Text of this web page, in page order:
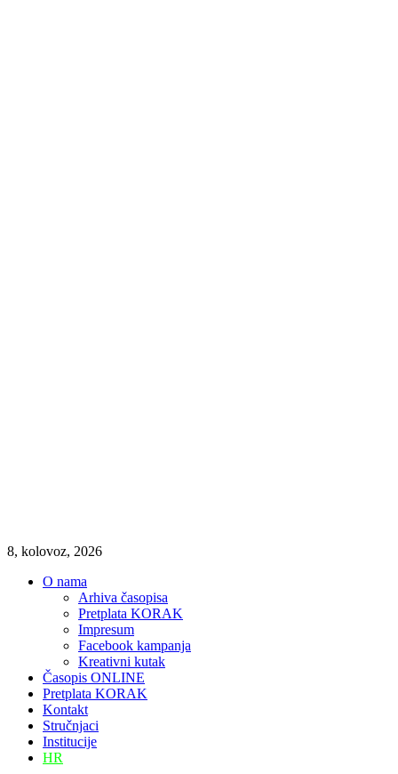
8, kolovoz, 2026
O nama
Arhiva časopisa
Pretplata KORAK
Impresum
Facebook kampanja
Kreativni kutak
Časopis ONLINE
Pretplata KORAK
Kontakt
Stručnjaci
Institucije
HR